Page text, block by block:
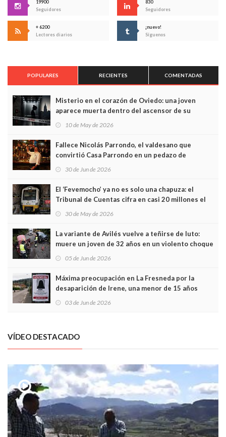
19900
Seguidores
830
Seguidores
+ 6200
Lectores diarios
¡nuevo!
Síguenos
POPULARES RECIENTES COMENTADAS
Misterio en el corazón de Oviedo: una joven
aparece muerta dentro del ascensor de su
edificio y las cámaras captan sus últimos minutos
10 de May de 2026
Fallece Nicolás Parrondo, el valdesano que
convirtió Casa Parrondo en un pedazo de
Asturias en Madrid
30 de Jun de 2026
El ‘Fevemocho’ ya no es solo una chapuza: el
Tribunal de Cuentas cifra en casi 20 millones el
sobrecoste de los trenes que no cabían por los
30 de May de 2026
La variante de Avilés vuelve a teñirse de luto:
muere un joven de 32 años en un violento choque
frontal
05 de Jun de 2026
Máxima preocupación en La Fresneda por la
desaparición de Irene, una menor de 15 años
03 de Jun de 2026
VÍDEO DESTACADO